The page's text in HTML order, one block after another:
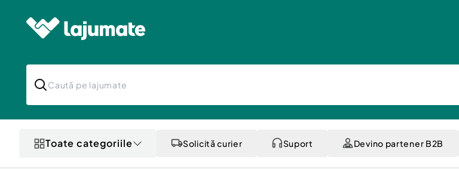
Toate categoriile Solicită curier Suport Devino partener B2B